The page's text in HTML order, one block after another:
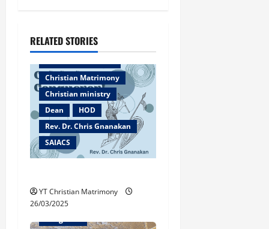
v
i
g
a
t
i
o
n
RELATED STORIES
Bangalore
Christian Matrimony
Christian ministry
Dean
HOD
Rev. Dr. Chris Gnanakan
SAIACS
YT Christian Matrimony
26/03/2025